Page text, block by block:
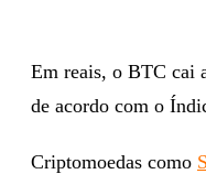
Em reais, o BTC cai
de acordo com o
Criptomoedas como